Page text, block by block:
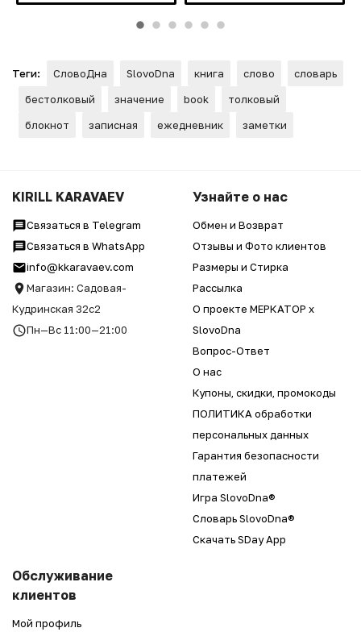
Теги: СловоДна SlovoDna книга слово
словарь
бестолковый
значение book
толковый
блокнот
записная ежедневник заметки
KIRILL KARAVAEV
Связаться в Telegram
Связаться в WhatsApp
info@kkaravaev.com
Магазин: Садовая-
Кудринская 32с2
Пн—Вс 11:00—21:00
Узнайте о нас
Обмен и Возврат
Отзывы и Фото клиентов
Размеры и Стирка
Рассылка
О проекте МЕРКАТОР x
SlovoDna
Вопрос-Ответ
О нас
Купоны, скидки, промокоды
ПОЛИТИКА обработки
персональных данных
Гарантия безопасности
платежей
Игра SlovoDna®
Словарь SlovoDna®
Скачать SDay App
Обслуживание
клиентов
Мой профиль